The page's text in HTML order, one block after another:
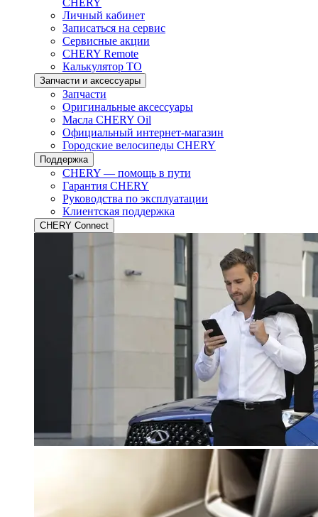
CHERY
Личный кабинет
Записаться на сервис
Сервисные акции
CHERY Remote
Калькулятор ТО
Запчасти и аксессуары
Запчасти
Оригинальные аксессуары
Масла CHERY Oil
Официальный интернет-магазин
Городские велосипеды CHERY
Поддержка
CHERY — помощь в пути
Гарантия CHERY
Руководства по эксплуатации
Клиентская поддержка
CHERY Connect